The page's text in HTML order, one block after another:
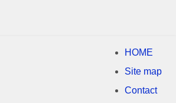
HOME
Site map
Contact